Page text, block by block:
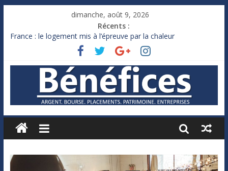
dimanche, août 9, 2026
Récents :
France : le logement mis à l’épreuve par la chaleur
Des milliards de dollars de droits de douane déjà remboursés
Royaume-Uni : Andy Burnham recule sur l’impôt
Xavier Niel, le milliardaire qui ne touche presque rien
Ruée des fortunes russes vers l’étranger